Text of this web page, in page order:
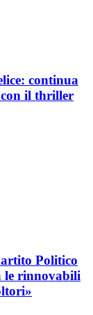
continua
il thriller
Politico
le rinnovabili